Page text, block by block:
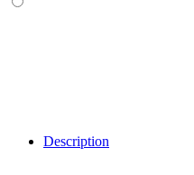
Description